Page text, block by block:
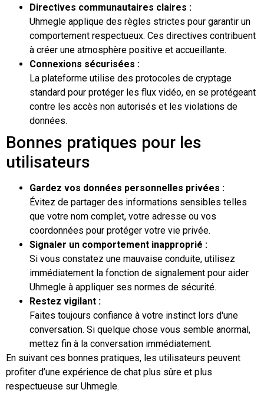
Directives communautaires claires :
Uhmegle applique des règles strictes pour garantir un
comportement respectueux. Ces directives contribuent
à créer une atmosphère positive et accueillante.
Connexions sécurisées :
La plateforme utilise des protocoles de cryptage
standard pour protéger les flux vidéo, en se protégeant
contre les accès non autorisés et les violations de
données.
Bonnes pratiques pour les
utilisateurs
Gardez vos données personnelles privées :
Évitez de partager des informations sensibles telles
que votre nom complet, votre adresse ou vos
coordonnées pour protéger votre vie privée.
Signaler un comportement inapproprié :
Si vous constatez une mauvaise conduite, utilisez
immédiatement la fonction de signalement pour aider
Uhmegle à appliquer ses normes de sécurité.
Restez vigilant :
Faites toujours confiance à votre instinct lors d'une
conversation. Si quelque chose vous semble anormal,
mettez fin à la conversation immédiatement.
En suivant ces bonnes pratiques, les utilisateurs peuvent
profiter d’une expérience de chat plus sûre et plus
respectueuse sur Uhmegle.